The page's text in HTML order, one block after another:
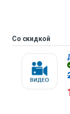
Со скидкой